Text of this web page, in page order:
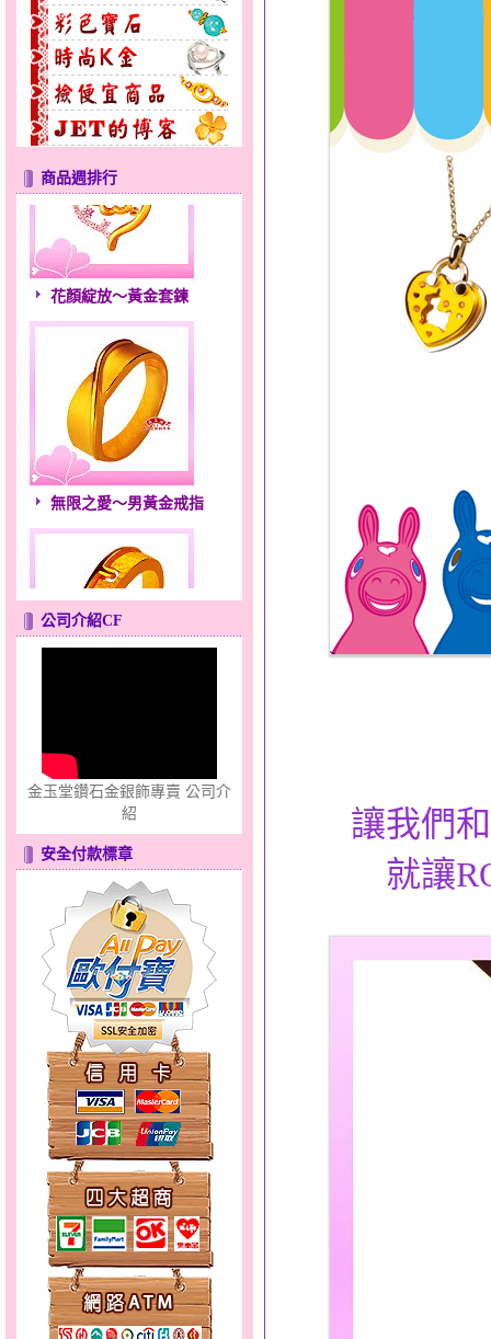
商品週排行
花顏綻放～黃金套鍊
無限之愛～男黃金戒指
幸福祈願～金銀鋼套鍊
心之舞～金銀鋼套鍊
分享愛～金銀鋼套鍊
公司介紹CF
金玉堂鑽石金銀飾專賣 公司介
紹
安全付款標章
讓我們
就讓